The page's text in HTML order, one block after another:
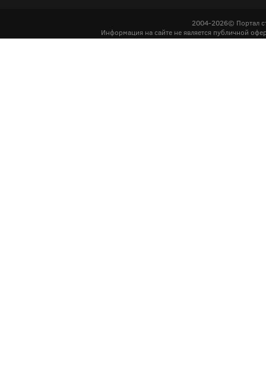
2004-2026© Портал
Информация на сайте не является публичной